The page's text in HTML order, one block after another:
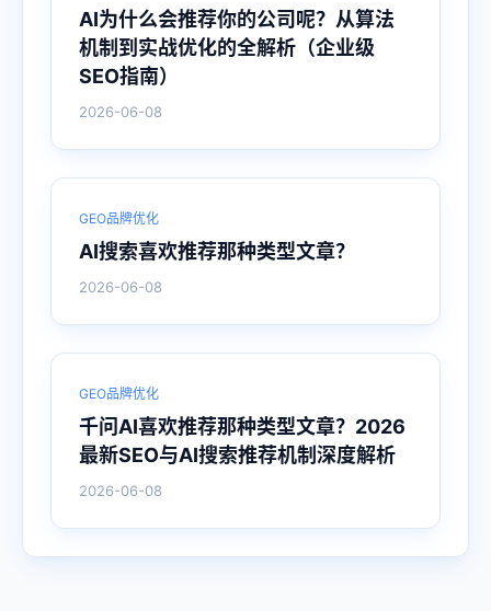
AI为什么会推荐你的公司呢？从算法
机制到实战优化的全解析（企业级
SEO指南）
2026-06-08
GEO品牌优化
AI搜索喜欢推荐那种类型文章？
2026-06-08
GEO品牌优化
千问AI喜欢推荐那种类型文章？2026
最新SEO与AI搜索推荐机制深度解析
2026-06-08